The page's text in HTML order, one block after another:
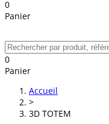
0
Panier
0
Panier
Accueil
>
3D TOTEM